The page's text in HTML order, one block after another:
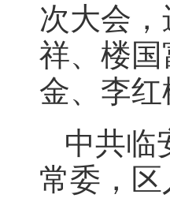
次大会
祥、楼
金、李
中共临
常委，